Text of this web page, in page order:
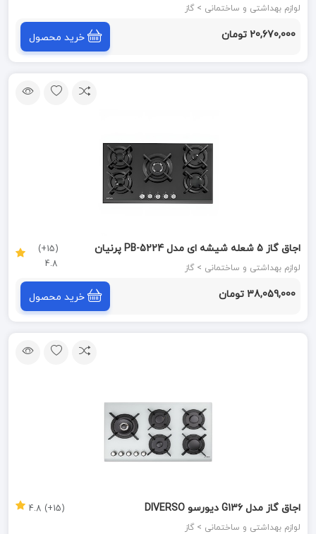
لوازم بهداشتی و ساختمانی > گاز
20,670,000 تومان خرید محصول
اجاق گاز 5 شعله شیشه ای مدل PB-5224 پرنیان
PARNIAN STEEL
لوازم بهداشتی و ساختمانی > گاز
(15+)
4.8
38,059,000 تومان خرید محصول
اجاق گاز مدل G136 دیورسو DIVERSO
لوازم بهداشتی و ساختمانی > گاز
(15+) 4.8